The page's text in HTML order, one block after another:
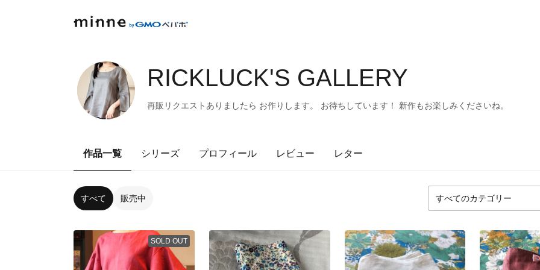
RICKLUCK'S GALLERY
再販リクエストありましたら お作りします。 お待ちしています！ 新作もお楽しみくださいね。
作品一覧 シリーズ プロフィール レビュー レター
すべて 販売中
SOLD OUT